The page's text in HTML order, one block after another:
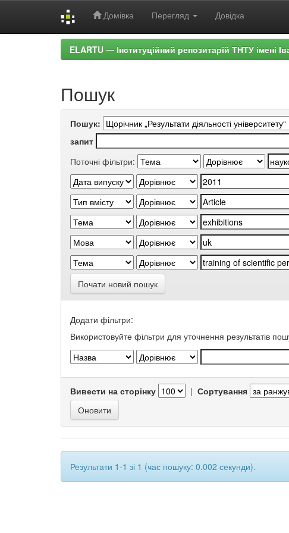
Домівка Перегляд Довідка
ELARTU — Інституційний репозитарій ТНТУ імені
Пошук
Пошук:
запит
Поточні фільтри:
Почати новий пошук
Додати фільтри:
Використовуйте фільтри для уточнення результатів
Вивести на сторінку | Сортування
Результати 1-1 зі 1 (час пошуку: 0.002 секунди).